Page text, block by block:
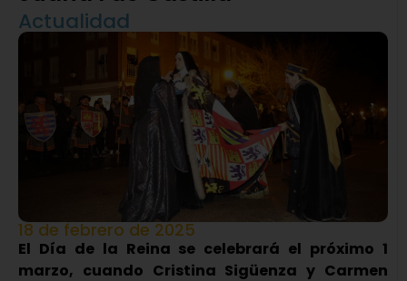
Actualidad
18 de febrero de 2025
El Día de la Reina se celebrará el próximo 1
marzo, cuando Cristina Sigüenza y Carmen